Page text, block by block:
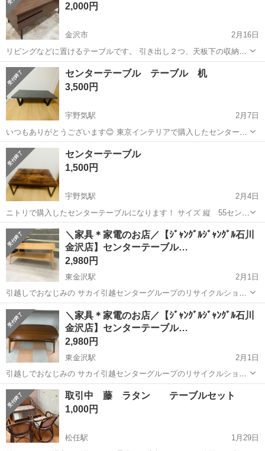
通勤OK！無料駐車場完備！《長野県茅...
2,000円
金沢市
2月16日
リビングなどに置けるテーブルです。 引き出し２つ、天板下の収納も
あります。 サイズは幅112cm×53cm×高さ45cmです。 傷や汚れ等もな
く、綺麗な状態です。
石川 金沢市 テーブル リビング
センターテーブル テーブル 机
3,500円
宇野気駅
2月7日
いつもありがとうございます😊 東京インテリアで購入したセンターテ
ーブルになります！ 購入時1万3千円でした。 1年弱しか使用していな
い為美品です！ 天板もセラミック素材なので傷つきにくくなっており
ます！ グレーとブラックの...
石川 かほく市 宇野気駅 テーブル
センターテーブル
1,500円
宇野気駅
2月4日
ニトリで購入したセンターテーブルになります！ サイズ 縦 55センチ
横 80センチ 高 37センチ まだまだ使える品物ですのでよろしくお
願いします！
石川 かほく市 宇野気駅 テーブル センター
＼家具＊家電のお店／【ｼﾞｬﾝｸﾞﾙｼﾞｬﾝｸﾞﾙ石川
金沢店】センターテーブル…
2,980円
東金沢駅
2月1日
引越しでおなじみの サカイ引越センターグループのリサイクルショッ
プ ジャングルジャングル石川金沢店です(*^^*) 店頭ご購入の際に「ジ
モティを見た」と言っていただくと、ジモティ限定価格(表示価格より
7%O...
石川 金沢市 東金沢駅 テーブル ジャングル
＼家具＊家電のお店／【ｼﾞｬﾝｸﾞﾙｼﾞｬﾝｸﾞﾙ石川
金沢店】センターテーブル…
2,980円
東金沢駅
2月1日
引越しでおなじみの サカイ引越センターグループのリサイクルショッ
プ ジャングルジャングル石川金沢店です(*^^*) 店頭ご購入の際に「ジ
モティを見た」と言っていただくと、ジモティ限定価格(表示価格より
7%O...
石川 金沢市 東金沢駅 テーブル ジャングル
取引中 藤 ラタン テーブルセット
1,000円
松任駅
1月29日